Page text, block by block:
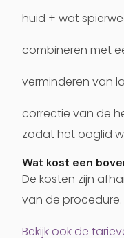
huid + wat
combineren met
verminderen van
correctie van de
zodat het ooglid
Wat kost een
De kosten zijn
van de procedure.
Bekijk ook de